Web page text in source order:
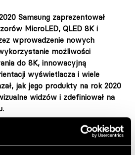
Samsung zaprezentował
MicroLED, QLED 8K i
wprowadzenie nowych
możliwości
do 8K, innowacyjną
wyświetlacza i wiele
jak jego produkty na rok 2020
widzów i zdefiniował na
z ekranów codziennie, aby
robić zakupy bez wychodzenia z